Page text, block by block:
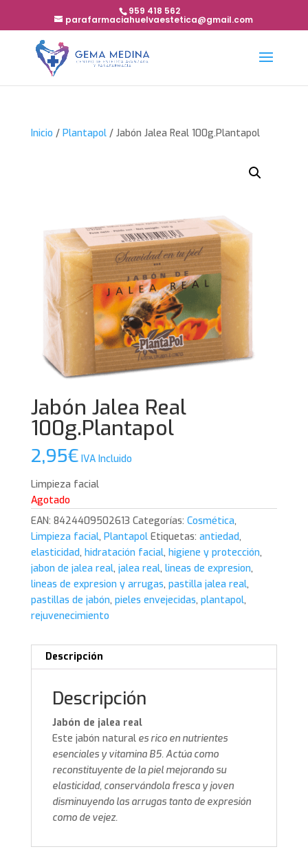
959 418 562
parafarmaciahuelvaestetica@gmail.com
Inicio / Plantapol/ Jabón Jalea Real 100g.Plantapol
Jabón Jalea Real
100g.Plantapol
2,95€ IVA Incluido
Limpieza facial
Agotado
EAN: 8424409502613 Categorías: Cosmética,
Limpieza facial, Plantapol Etiquetas: antiedad,
elasticidad, hidratación facial, higiene y protección,
jabon de jalea real, jalea real, lineas de expresion,
lineas de expresion y arrugas, pastilla jalea real,
pastillas de jabón, pieles envejecidas, plantapol,
rejuvenecimiento
Descripción
Descripción
Jabón de jalea real
Este jabón naturales rico en nutrientes
esenciales y vitamina B5. Actúa como
reconstituyente de la piel mejorando su
elasticidad, conservándola fresca y joven
disminuyendo las arrugas tanto de expresión
como de vejez.